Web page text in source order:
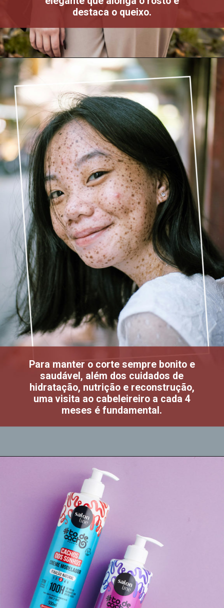
destaca o queixo.
Para manter o corte sempre bonito e
saudável, além dos cuidados de
hidratação, nutrição e reconstrução,
uma visita ao cabeleireiro a cada 4
meses é fundamental.